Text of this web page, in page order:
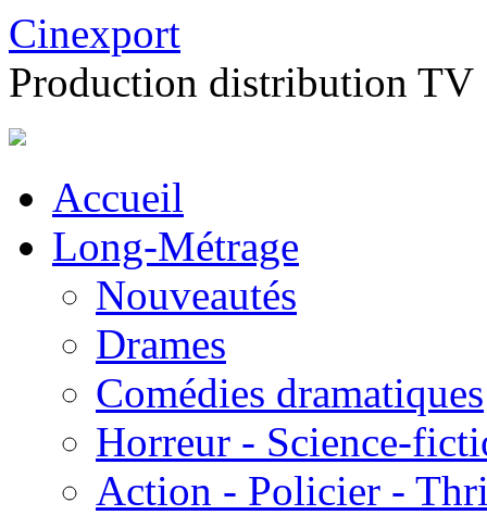
Cinexport
Production distribution TV
Accueil
Long-Métrage
Nouveautés
Drames
Comédies dramatiques
Horreur - Science-
Action - Policier -